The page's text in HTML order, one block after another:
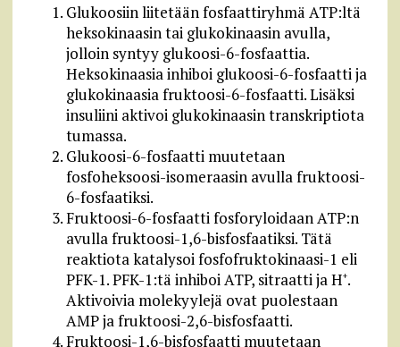
Glukoosiin liitetään fosfaattiryhmä ATP:ltä
heksokinaasin tai glukokinaasin avulla,
jolloin syntyy glukoosi-6-fosfaattia.
Heksokinaasia inhiboi glukoosi-6-fosfaatti ja
glukokinaasia fruktoosi-6-fosfaatti. Lisäksi
insuliini aktivoi glukokinaasin transkriptiota
tumassa.
Glukoosi-6-fosfaatti muutetaan
fosfoheksoosi-isomeraasin avulla fruktoosi-
6-fosfaatiksi.
Fruktoosi-6-fosfaatti fosforyloidaan ATP:n
avulla fruktoosi-1,6-bisfosfaatiksi. Tätä
reaktiota katalysoi fosfofruktokinaasi-1 eli
PFK-1. PFK-1:tä inhiboi ATP, sitraatti ja H+.
Aktivoivia molekyylejä ovat puolestaan
AMP ja fruktoosi-2,6-bisfosfaatti.
Fruktoosi-1,6-bisfosfaatti muutetaan